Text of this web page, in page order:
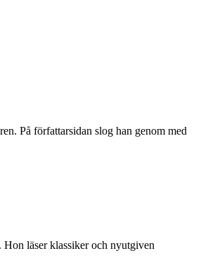
På författarsidan slog han genom med
läser klassiker och nyutgiven